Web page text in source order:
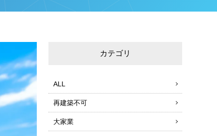
カテゴリ
ALL
再建築不可
大家業